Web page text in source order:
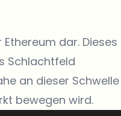
dar. Dieses
Schlachtfeld
an dieser Schwelle
bewegen wird.